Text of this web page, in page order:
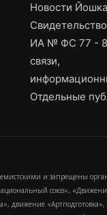
Новости
ИА № ФС 77 -
связи,
Отдельные
и запрещены
союз»,
движение